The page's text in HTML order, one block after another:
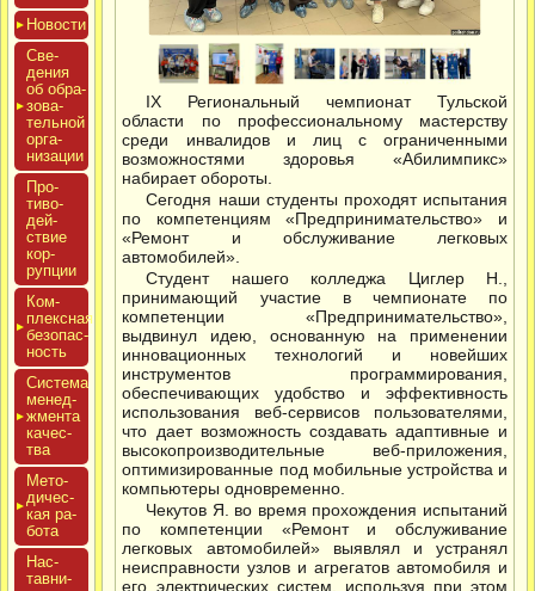
Новос­ти
Све­
дения
об об­ра­
зова­
тель­ной
ор­га­
низа­ции
Про­
тиво­
дей­
ствие
кор­
рупции
Ком­
плексная
бе­зопас­
ность
Сис­те­ма
ме­нед­
жмен­та
ка­чес­
тва
Мето­
дичес­
кая ра­
бота
Нас­
тавни­
IХ Региональный чемпионат Тульской
области по профессиональному мастерству
среди инвалидов и лиц с ограниченными
возможностями здоровья «Абилимпикс»
набирает обороты.
Сегодня наши студенты проходят испытания
по компетенциям «Предпринимательство» и
«Ремонт и обслуживание легковых
автомобилей».
Студент нашего колледжа Циглер Н.,
принимающий участие в чемпионате по
компетенции «Предпринимательство»,
выдвинул идею, основанную на применении
инновационных технологий и новейших
инструментов программирования,
обеспечивающих удобство и эффективность
использования веб-сервисов пользователями,
что дает возможность создавать адаптивные и
высокопроизводительные веб-приложения,
оптимизированные под мобильные устройства и
компьютеры одновременно.
Чекутов Я. во время прохождения испытаний
по компетенции «Ремонт и обслуживание
легковых автомобилей» выявлял и устранял
неисправности узлов и агрегатов автомобиля и
его электрических систем, используя при этом